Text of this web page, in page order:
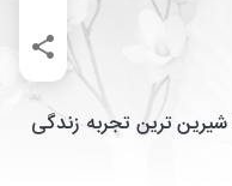
ترین تجربه زندگی